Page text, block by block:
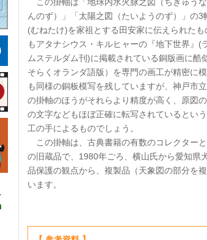
この掛軸は「地球内水火脉之図（ちきゅう
んのず）」「太陽之図（たいようのず）」の
(むねたけ)を家祖とする田安家に伝えられた
もアタナシウス・キルヒャーの『地下世界』
ムステルダム刊)に掲載されている銅版画に
そらくオランダ語版）を専門の画工が精密に
も同様の銅板模写を残していますが、神戸市
の掛軸のほうがそれらより精度が高く、原図
の文字などもほぼ正確に転写されているとい
工の手によるものでしょう。
この掛軸は、古典書籍の有数のコレクター
の旧蔵品で、1980年ごろ、横山氏から愛知県
品保護の観点から、複製品（天象図の部分を
います。